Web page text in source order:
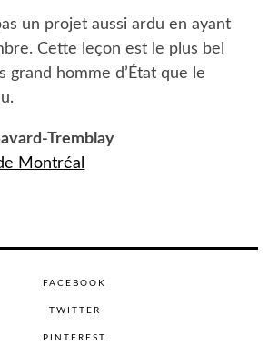
un projet aussi ardu en ayant
Cette leçon est le plus bel
grand homme d’État que le
Tremblay
Montréal
FACEBOOK
TWITTER
PINTEREST